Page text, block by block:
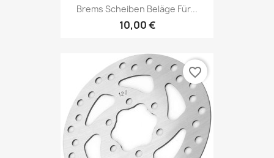
Brems Scheiben Beläge Für...
10,00 €
favorite_border